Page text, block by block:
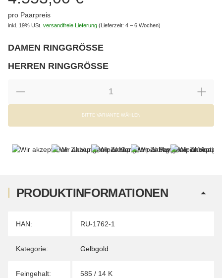
pro Paarpreis
inkl. 19% USt. versandfreie Lieferung (Lieferzeit: 4 – 6 Wochen)
DAMEN RINGGRÖSSE
HERREN RINGGRÖSSE
BITTE VARIANTE WÄHLEN
PRODUKTINFORMATIONEN
Produkteigenschaft
Wert
HAN: RU-1762-1
Kategorie: Gelbgold
Feingehalt: 585 / 14 K